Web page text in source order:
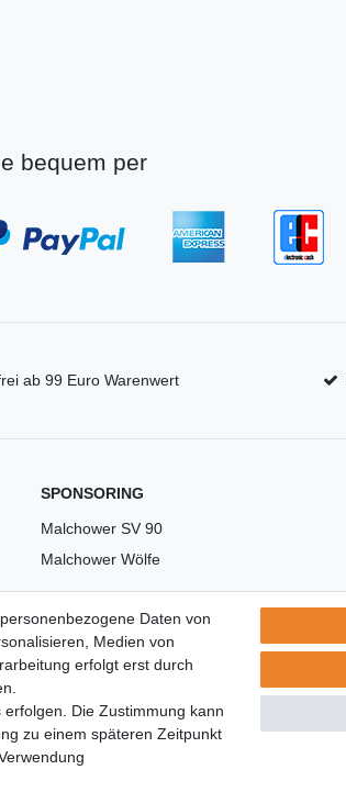
bequem per
ab 99 Euro Warenwert
SPONSORING
Malchower SV 90
Malchower Wölfe
Daten von
Medien von
erfolgt erst durch
Die Zustimmung kann
zu einem späteren Zeitpunkt